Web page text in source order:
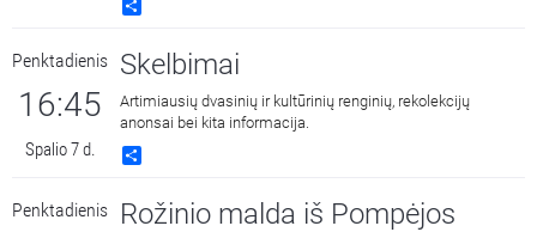
Penktadienis
16:45
Spalio 7 d.
Skelbimai
Artimiausių dvasinių ir kultūrinių renginių, rekolekcijų
anonsai bei kita informacija.
Penktadienis Rožinio malda iš Pompėjos